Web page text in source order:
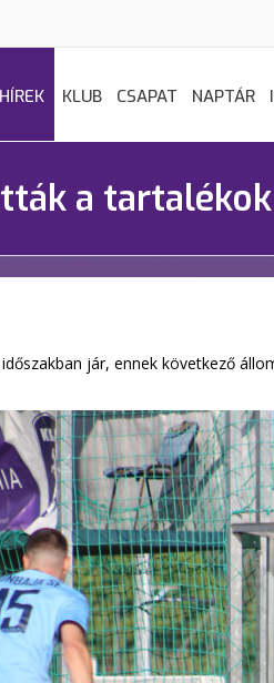
HÍREK KLUB CSAPAT NAPTÁR
a tartalékok
jár, ennek következő